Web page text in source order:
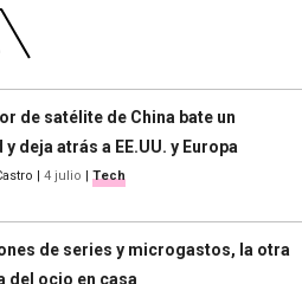
de satélite de China bate un
deja atrás a EE.UU. y Europa
4 julio Tech
de series y microgastos, la otra
del ocio en casa